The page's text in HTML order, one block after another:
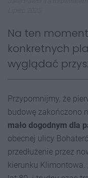
Na ten
konkretnych
wyglądać
Przypomnijmy, że
budowę zakończono
mało dogodnym dla
obecnej ulicy
przedłużenie przez
kierunku